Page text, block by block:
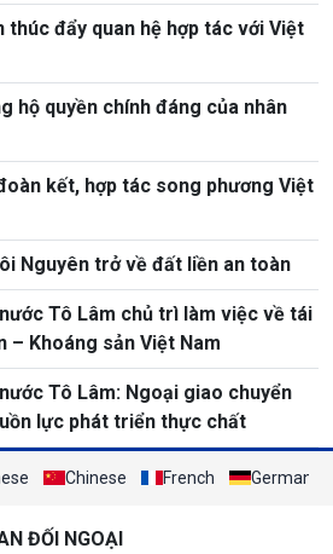
thúc đẩy quan hệ hợp tác với Việt
hộ quyền chính đáng của nhân
kết, hợp tác song phương Việt
Nguyên trở về đất liền an toàn
Tô Lâm chủ trì làm việc về tái
– Khoáng sản Việt Nam
Tô Lâm: Ngoại giao chuyển
lực phát triển thực chất
Chinese French German
ĐỐI NGOẠI